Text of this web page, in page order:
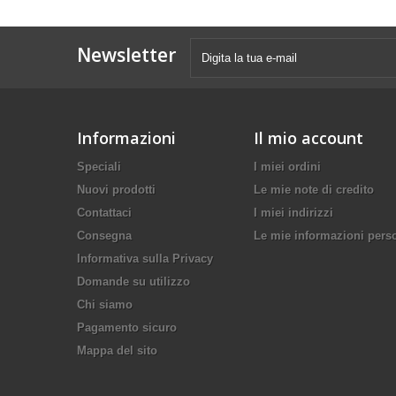
Newsletter
Informazioni
Speciali
Nuovi prodotti
Contattaci
Consegna
Informativa sulla Privacy
Domande su utilizzo
Chi siamo
Pagamento sicuro
Mappa del sito
Il mio account
I miei ordini
Le mie note di credito
I miei indirizzi
Le mie informazioni